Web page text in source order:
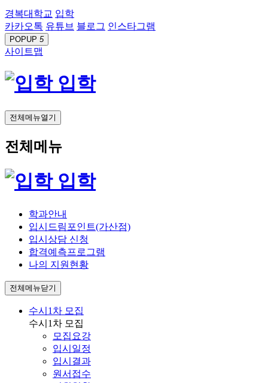
경복대학교 입학
카카오톡 유튜브 블로그 인스타그램
POPUP 5
사이트맵
입학
전체메뉴열기
전체메뉴
입학
학과안내
입시드림포인트(가산점)
입시상담 신청
합격예측프로그램
나의 지원현황
전체메뉴닫기
수시1차 모집
수시1차 모집
모집요강
입시일정
입시결과
원서접수